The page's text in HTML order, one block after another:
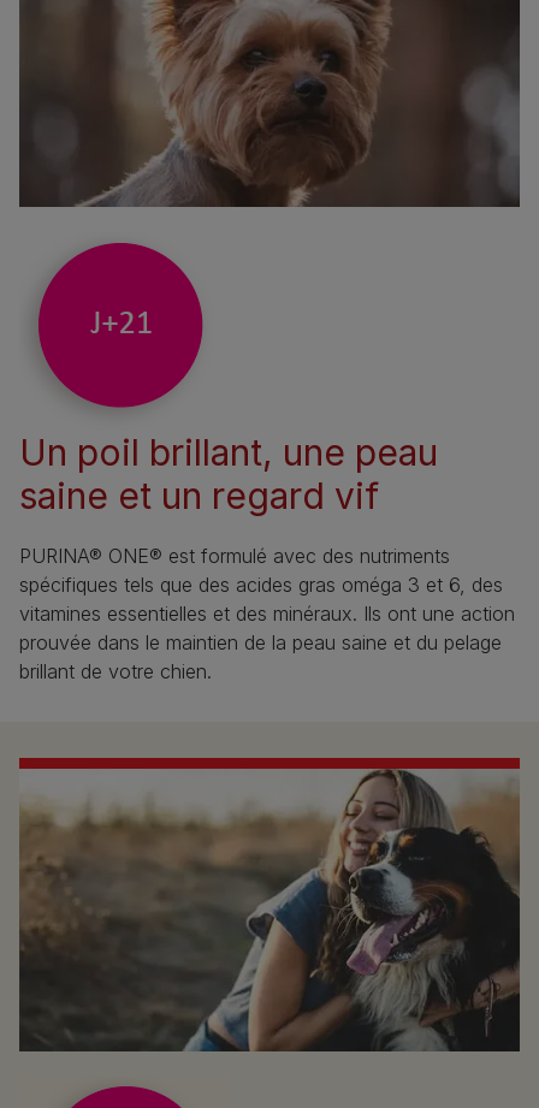
Un poil brillant, une peau
saine et un regard vif
PURINA® ONE® est formulé avec des nutriments
spécifiques tels que des acides gras oméga 3 et 6, des
vitamines essentielles et des minéraux. Ils ont une action
prouvée dans le maintien de la peau saine et du pelage
brillant de votre chien.